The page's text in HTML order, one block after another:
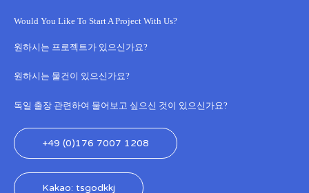
Would You Like To Start A Project With Us?
원하시는 프로젝트가 있으신가요?
원하시는 물건이 있으신가요?
독일 출장 관련하여 물어보고 싶으신 것이 있으신가요?
+49 (0)176 7007 1208
Kakao: tsgodkkj